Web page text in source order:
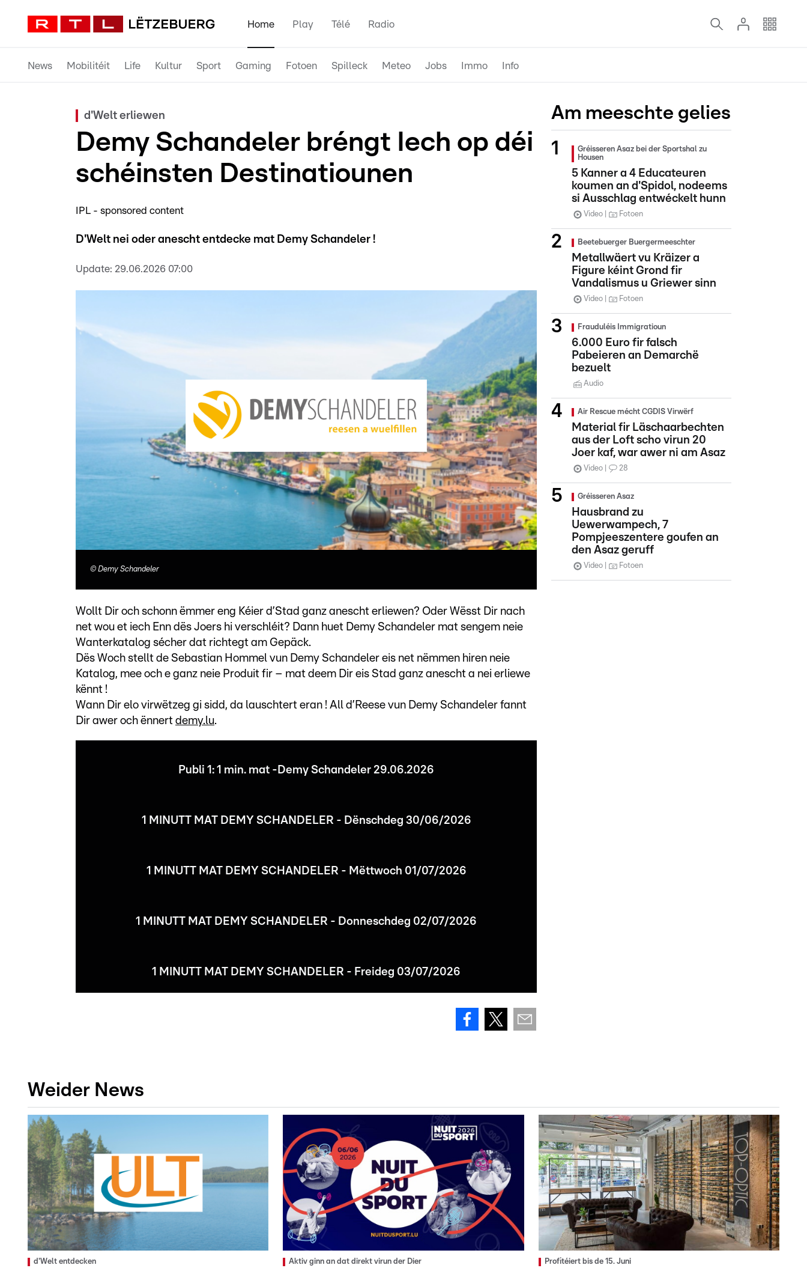
Home Play Télé Radio
News Mobilitéit Life Kultur Sport Gaming Fotoen Spilleck Meteo Jobs Immo Info
d'Welt erliewen
Demy Schandeler bréngt Iech op déi
schéinsten Destinatiounen
IPL - sponsored content
D'Welt nei oder anescht entdecke mat Demy Schandeler !
Update: 29.06.2026 07:00
© Demy Schandeler
Wollt Dir och schonn ëmmer eng Kéier d’Stad ganz anescht erliewen? Oder Wësst Dir nach
net wou et iech Enn dës Joers hi verschléit? Dann huet Demy Schandeler mat sengem neie
Wanterkatalog sécher dat richtegt am Gepäck.
Dës Woch stellt de Sebastian Hommel vun Demy Schandeler eis net nëmmen hiren neie
Katalog, mee och e ganz neie Produit fir – mat deem Dir eis Stad ganz anescht a nei erliewe
kënnt !
Wann Dir elo virwëtzeg gi sidd, da lauschtert eran ! All d’Reese vun Demy Schandeler fannt
Dir awer och ënnert demy.lu.
Publi 1: 1 min. mat -Demy Schandeler 29.06.2026
1 MINUTT MAT DEMY SCHANDELER - Dënschdeg 30/06/2026
1 MINUTT MAT DEMY SCHANDELER - Mëttwoch 01/07/2026
1 MINUTT MAT DEMY SCHANDELER - Donneschdeg 02/07/2026
1 MINUTT MAT DEMY SCHANDELER - Freideg 03/07/2026
Am meeschte gelies
Gréisseren Asaz bei der Sportshal zu
Housen
5 Kanner a 4 Educateuren
koumen an d'Spidol, nodeems
si Ausschlag entwéckelt hunn
Video Fotoen
Beetebuerger Buergermeeschter
Metallwäert vu Kräizer a
Figure kéint Grond fir
Vandalismus u Griewer sinn
Video Fotoen
Frauduléis Immigratioun
6.000 Euro fir falsch
Pabeieren an Demarchë
bezuelt
Audio
Air Rescue mécht CGDIS Virwërf
Material fir Läschaarbechten
aus der Loft scho virun 20
Joer kaf, war awer ni am Asaz
Video 28
Gréisseren Asaz
Hausbrand zu
Uewerwampech, 7
Pompjeeszentere goufen an
den Asaz geruff
Video Fotoen
Weider News
d'Welt entdecken Aktiv ginn an dat direkt virun der Dier Profitéiert bis de 15. Juni